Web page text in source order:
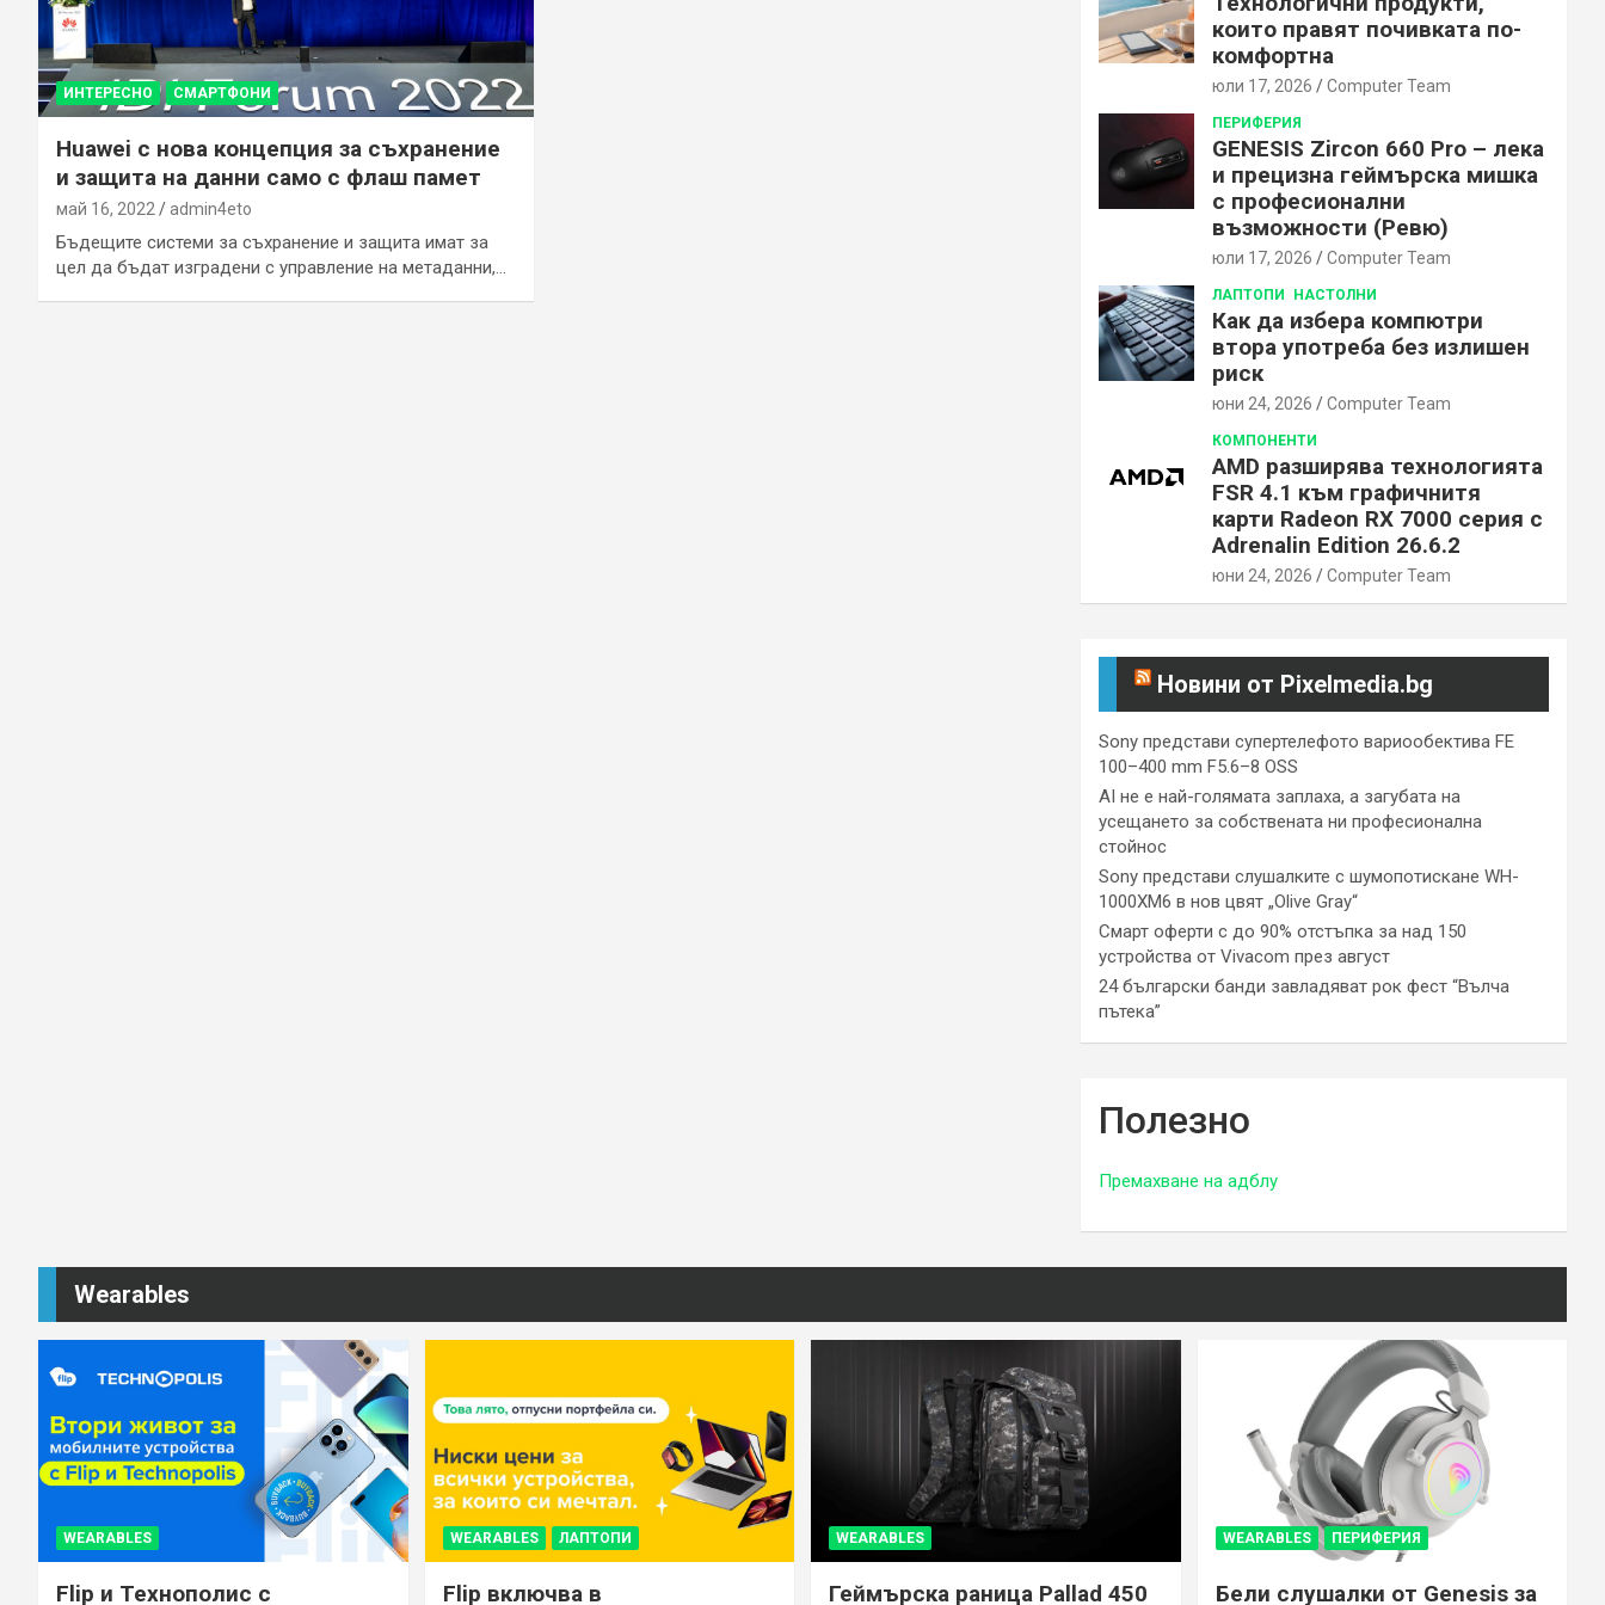
ИНТЕРЕСНО СМАРТФОНИ
Huawei с нова концепция за съхранение
и защита на данни само с флаш памет
май 16, 2022 admin4eto
Бъдещите системи за съхранение и защита имат за
цел да бъдат изградени с управление на метаданни,…
които правят почивката по-
комфортна
юли 17, 2026 Computer Team
ПЕРИФЕРИЯ
GENESIS Zircon 660 Pro – лека
и прецизна геймърска мишка
с професионални
възможности (Ревю)
юли 17, 2026 Computer Team
ЛАПТОПИ НАСТОЛНИ
Как да избера компютри
втора употреба без излишен
риск
юни 24, 2026 Computer Team
КОМПОНЕНТИ
AMD разширява технологията
FSR 4.1 към графичнитя
карти Radeon RX 7000 серия с
Adrenalin Edition 26.6.2
юни 24, 2026 Computer Team
Новини от Pixelmedia.bg
Sony представи супертелефото вариообектива FE
100–400 mm F5.6–8 OSS
AI не е най-голямата заплаха, а загубата на
усещането за собствената ни професионална
стойнос
Sony представи слушалките с шумопотискане WH-
1000XM6 в нов цвят „Olive Gray“
Смарт оферти с до 90% отстъпка за над 150
устройства от Vivacom през август
24 български банди завладяват рок фест “Вълча
пътека”
Полезно
Премахване на адблу
Wearables
WEARABLES
Flip и Технополис с
WEARABLES ЛАПТОПИ
Flip включва в
WEARABLES
Геймърска раница Pallad 450
WEARABLES ПЕРИФЕРИЯ
Бели слушалки от Genesis за